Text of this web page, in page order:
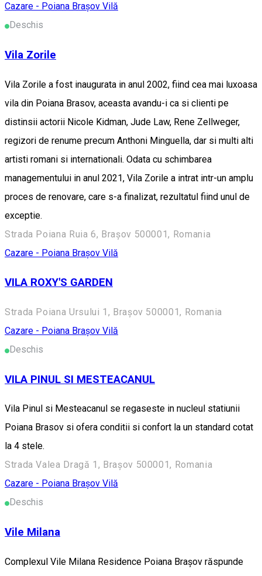
Cazare - Poiana Brașov Vilă
Deschis
Vila Zorile
Vila Zorile a fost inaugurata in anul 2002, fiind cea mai luxoasa
vila din Poiana Brasov, aceasta avandu-i ca si clienti pe
distinsii actorii Nicole Kidman, Jude Law, Rene Zellweger,
regizori de renume precum Anthoni Minguella, dar si multi alti
artisti romani si internationali. Odata cu schimbarea
managementului in anul 2021, Vila Zorile a intrat intr-un amplu
proces de renovare, care s-a finalizat, rezultatul fiind unul de
exceptie.
Strada Poiana Ruia 6, Brașov 500001, Romania
Cazare - Poiana Brașov Vilă
VILA ROXY'S GARDEN
Strada Poiana Ursului 1, Brașov 500001, Romania
Cazare - Poiana Brașov Vilă
Deschis
VILA PINUL SI MESTEACANUL
Vila Pinul si Mesteacanul se regaseste in nucleul statiunii
Poiana Brasov si ofera conditii si confort la un standard cotat
la 4 stele.
Strada Valea Dragă 1, Brașov 500001, Romania
Cazare - Poiana Brașov Vilă
Deschis
Vile Milana
Complexul Vile Milana Residence Poiana Brașov răspunde